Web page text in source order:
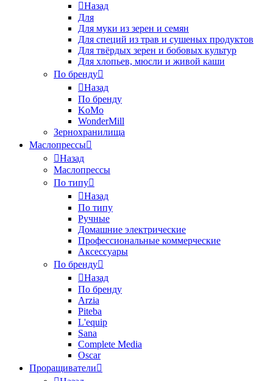
Назад
Для
Для муки из зерен и семян
Для специй из трав и сушеных продуктов
Для твёрдых зерен и бобовых культур
Для хлопьев, мюсли и живой каши
По бренду
Назад
По бренду
KoMo
WonderMill
Зернохранилища
Маслопрессы
Назад
Маслопрессы
По типу
Назад
По типу
Ручные
Домашние электрические
Профессиональные коммерческие
Аксессуары
По бренду
Назад
По бренду
Arzia
Piteba
L'equip
Sana
Complete Media
Oscar
Проращиватели